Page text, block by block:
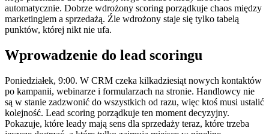
automatycznie. Dobrze wdrożony scoring porządkuje chaos między
marketingiem a sprzedażą. Źle wdrożony staje się tylko tabelą
punktów, której nikt nie ufa.
Wprowadzenie do lead scoringu
Poniedziałek, 9:00. W CRM czeka kilkadziesiąt nowych kontaktów
po kampanii, webinarze i formularzach na stronie. Handlowcy nie
są w stanie zadzwonić do wszystkich od razu, więc ktoś musi ustalić
kolejność. Lead scoring porządkuje ten moment decyzyjny.
Pokazuje, które leady mają sens dla sprzedaży teraz, które trzeba